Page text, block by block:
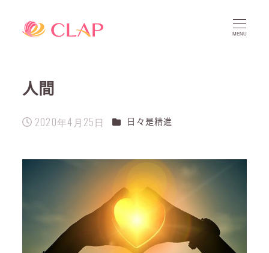
MENU
人間
投稿日
2020年4月25日 カテゴリー
日々是精進